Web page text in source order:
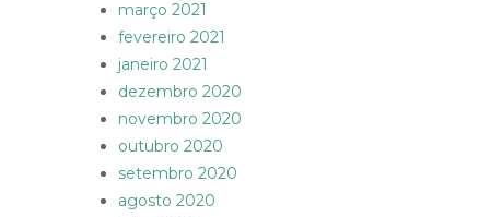
março 2021
fevereiro 2021
janeiro 2021
dezembro 2020
novembro 2020
outubro 2020
setembro 2020
agosto 2020